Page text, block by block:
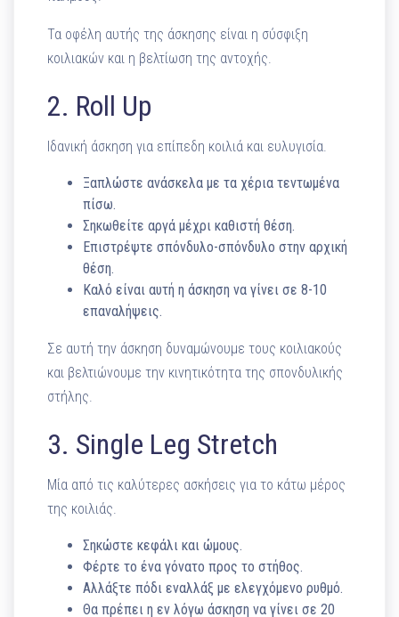
Τα οφέλη αυτής της άσκησης είναι η σύσφιξη
κοιλιακών και η βελτίωση της αντοχής.
2. Roll Up
Ιδανική άσκηση για επίπεδη κοιλιά και ευλυγισία.
Ξαπλώστε ανάσκελα με τα χέρια τεντωμένα
πίσω.
Σηκωθείτε αργά μέχρι καθιστή θέση.
Επιστρέψτε σπόνδυλο-σπόνδυλο στην αρχική
θέση.
Καλό είναι αυτή η άσκηση να γίνει σε 8-10
επαναλήψεις.
Σε αυτή την άσκηση δυναμώνουμε τους κοιλιακούς
και βελτιώνουμε την κινητικότητα της σπονδυλικής
στήλης.
3. Single Leg Stretch
Μία από τις καλύτερες ασκήσεις για το κάτω μέρος
της κοιλιάς.
Σηκώστε κεφάλι και ώμους.
Φέρτε το ένα γόνατο προς το στήθος.
Αλλάξτε πόδι εναλλάξ με ελεγχόμενο ρυθμό.
Θα πρέπει η εν λόγω άσκηση να γίνει σε 20